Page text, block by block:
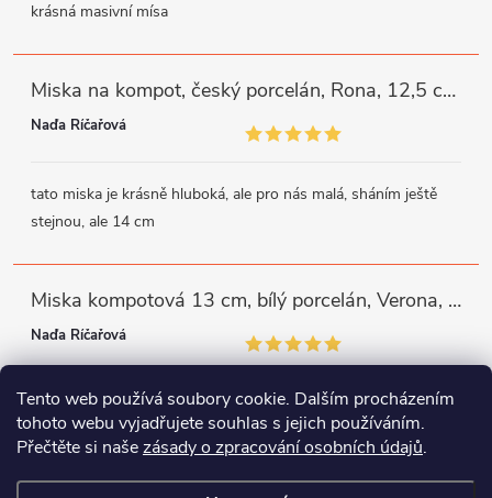
Tento web používá soubory cookie. Dalším procházením
tohoto webu vyjadřujete souhlas s jejich používáním.
Přečtěte si našezásady o zpracování osobních údajů.
krásná masivní mísa
Miska na kompot, český porcelán, Rona, 12,5 cm, bílý, G. Benedikt
Naďa Říčařová
tato miska je krásně hluboká, ale pro nás malá, sháním ještě
stejnou, ale 14 cm
Miska kompotová 13 cm, bílý porcelán, Verona, G. Benedikt
Naďa Říčařová
miska je trochu mělká, ale využiji